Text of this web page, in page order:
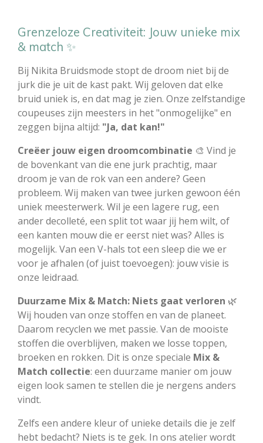
Grenzeloze Creativiteit: Jouw unieke mix
& match ✨
Bij Nikita Bruidsmode stopt de droom niet bij de
jurk die je uit de kast pakt. Wij geloven dat elke
bruid uniek is, en dat mag je zien. Onze zelfstandige
coupeuses zijn meesters in het "onmogelijke" en
zeggen bijna altijd: "Ja, dat kan!"
Creëer jouw eigen droomcombinatie 🎨 Vind je
de bovenkant van die ene jurk prachtig, maar
droom je van de rok van een andere? Geen
probleem. Wij maken van twee jurken gewoon één
uniek meesterwerk. Wil je een lagere rug, een
ander decolleté, een split tot waar jij hem wilt, of
een kanten mouw die er eerst niet was? Alles is
mogelijk. Van een V-hals tot een sleep die we er
voor je afhalen (of juist toevoegen): jouw visie is
onze leidraad.
Duurzame Mix & Match: Niets gaat verloren 🌿
Wij houden van onze stoffen en van de planeet.
Daarom recyclen we met passie. Van de mooiste
stoffen die overblijven, maken we losse toppen,
broeken en rokken. Dit is onze speciale Mix &
Match collectie: een duurzame manier om jouw
eigen look samen te stellen die je nergens anders
vindt.
Zelfs een andere kleur of unieke details die je zelf
hebt bedacht? Niets is te gek. In ons atelier wordt